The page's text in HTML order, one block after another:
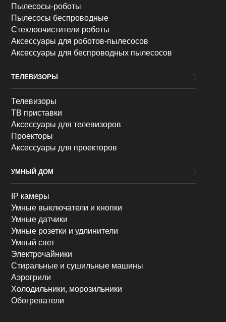
Пылесосы-роботы
Пылесосы беспроводные
Стеклоочистители роботы
Аксессуары для роботов-пылесосов
Аксессуары для беспроводных пылесосов
ТЕЛЕВИЗОРЫ
Телевизоры
ТВ приставки
Аксессуары для телевизоров
Проекторы
Аксессуары для проекторов
УМНЫЙ ДОМ
IP камеры
Умные выключатели и кнопки
Умные датчики
Умные розетки и удлинители
Умный свет
Электрочайники
Стиральные и сушильные машины
Аэрогрили
Холодильники, морозильники
Обогреватели